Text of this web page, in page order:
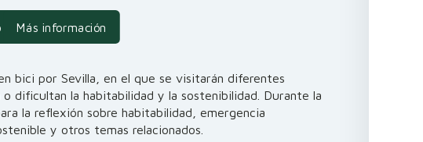
Más información
bici por Sevilla, en el que se visitarán diferentes
dificultan la habitabilidad y la sostenibilidad. Durante la
la reflexión sobre habitabilidad, emergencia
y otros temas relacionados.